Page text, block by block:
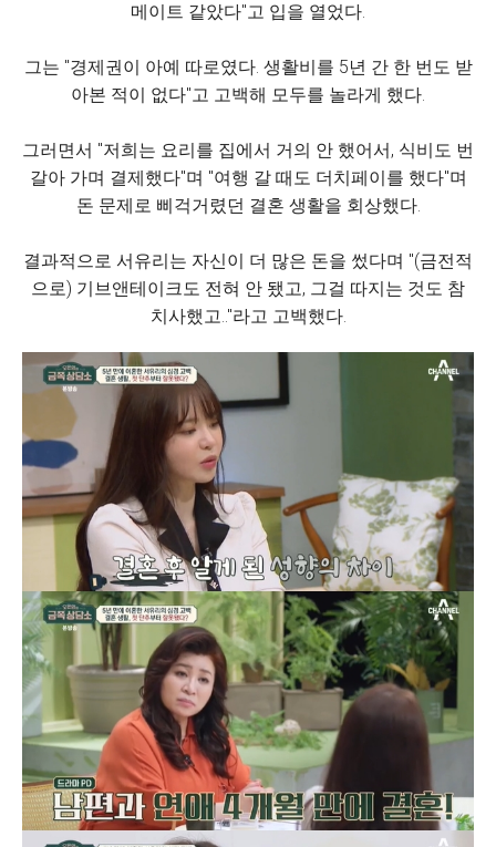
메이트 같았다"고 입을 열었다.
그는 "경제권이 아예 따로였다. 생활비를 5년 간 한 번도 받
아본 적이 없다"고 고백해 모두를 놀라게 했다.
그러면서 "저희는 요리를 집에서 거의 안 했어서, 식비도 번
갈아 가며 결제했다"며 "여행 갈 때도 더치페이를 했다"며
돈 문제로 삐걱거렸던 결혼 생활을 회상했다.
결과적으로 서유리는 자신이 더 많은 돈을 썼다며 "(금전적
으로) 기브앤테이크도 전혀 안 됐고, 그걸 따지는 것도 참
치사했고.."라고 고백했다.